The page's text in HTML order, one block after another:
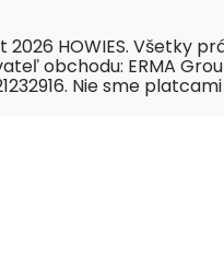
HOWIES. Všetky
obchodu: ERMA
Nie sme